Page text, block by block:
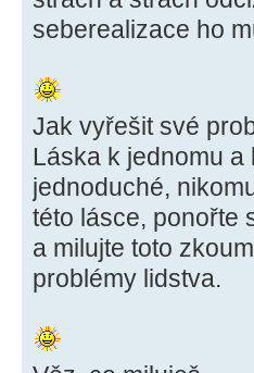
seberealizace ho
Jak vyřešit své
Láska k jednomu
jednoduché,
této lásce, ponořte
a milujte toto
problémy lidstva.